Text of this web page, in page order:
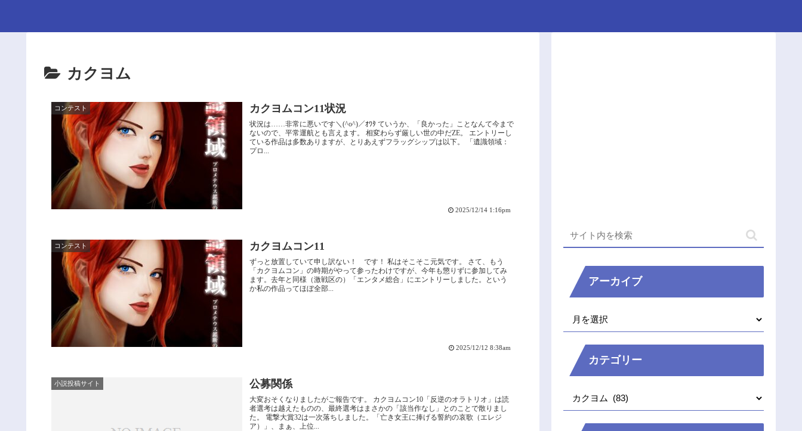
カクヨム
コンテスト カクヨムコン11状況
状況は……非常に悪いです＼(^o^)／ｵﾜﾀ ていうか、「良かった」ことなんて今まで
ないので、平常運航とも言えます。 相変わらず厳しい世の中だZE。 エントリーし
ている作品は多数ありますが、とりあえずフラッグシップは以下。 「遺識領域：
プロ...
2025/12/14 1:16pm
コンテスト カクヨムコン11
ずっと放置していて申し訳ない！ です！ 私はそこそこ元気です。 さて、もう
「カクヨムコン」の時期がやって参ったわけですが、今年も懲りずに参加してみ
ます。去年と同様（激戦区の）「エンタメ総合」にエントリーしました。という
か私の作品ってほぼ全部...
2025/12/12 8:38am
小説投稿サイト 公募関係
大変おそくなりましたがご報告です。 カクヨムコン10「反逆のオラトリオ」は読
者選考は越えたものの、最終選考はまさかの「該当作なし」とのことで散りまし
た。 電撃大賞32は一次落ちしました。「亡き女王に捧げる誓約の哀歌（エレジ
ア）」、まぁ、上位...
アーカイブ
カテゴリー